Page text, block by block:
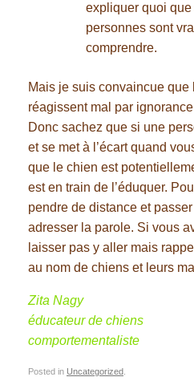
expliquer quoi
personnes sont
comprendre.
Mais je suis convaincue que
réagissent mal par
Donc sachez que si une
et se met à l’écart quand
que le chien est
est en train de l’éduquer.
pendre de distance et
adresser la parole. Si vous
laisser pas y aller mais
au nom de chiens et leurs
Zita Nagy
éducateur de chiens
comportementaliste
Posted in Uncategorized